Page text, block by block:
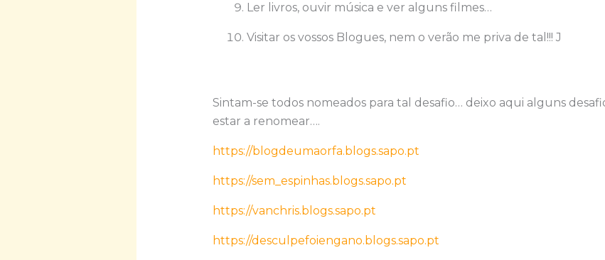
Ler livros, ouvir música e ver alguns filmes…
Visitar os vossos Blogues, nem o verão me priva de tal!!! J
Sintam-se todos nomeados para tal desafio… deixo aqui alguns
estar a renomear….
https://blogdeumaorfa.blogs.sapo.pt
https://sem_espinhas.blogs.sapo.pt
https://vanchris.blogs.sapo.pt
https://desculpefoiengano.blogs.sapo.pt